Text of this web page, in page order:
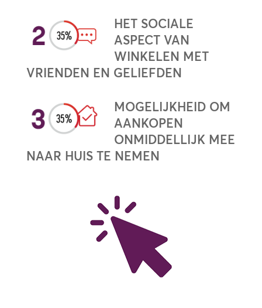
HET SOCIALE
ASPECT VAN
WINKELEN MET
VRIENDEN EN GELIEFDEN
MOGELIJKHEID OM
AANKOPEN
ONMIDDELLIJK MEE
NAAR HUIS TE NEMEN